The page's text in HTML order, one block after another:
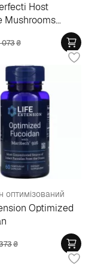
Host
Mushrooms
7 Daily Immune
073₴
оптимізований
Optimized
₴